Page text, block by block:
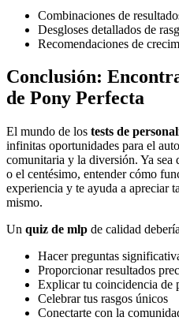
Combinaciones de
Desgloses detallados de
Recomendaciones de
Conclusión:
de Pony Perfecta
El mundo de los tests de
infinitas oportunidades para el
comunitaria y la diversión. Ya sea
o el centésimo, entender cómo
experiencia y te ayuda a apreciar
mismo.
Un quiz de mlp de calidad
Hacer preguntas
Proporcionar resultados
Explicar tu coincidencia de
Celebrar tus rasgos únicos
Conectarte con la